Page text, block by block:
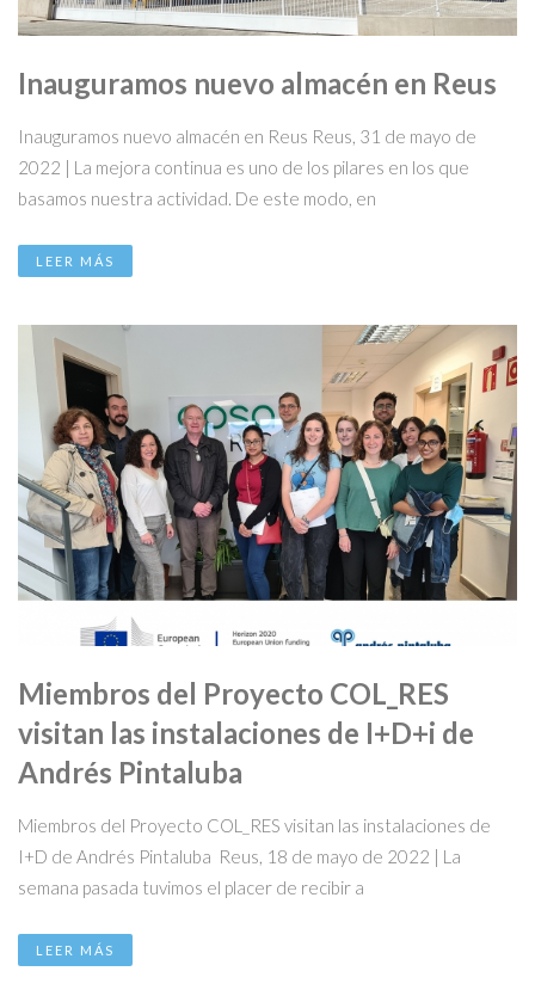
Inauguramos nuevo almacén en Reus
Inauguramos nuevo almacén en Reus Reus, 31 de mayo de
2022 | La mejora continua es uno de los pilares en los que
basamos nuestra actividad. De este modo, en
LEER MÁS
Miembros del Proyecto COL_RES
visitan las instalaciones de I+D+i de
Andrés Pintaluba
Miembros del Proyecto COL_RES visitan las instalaciones de
I+D de Andrés Pintaluba Reus, 18 de mayo de 2022 | La
semana pasada tuvimos el placer de recibir a
LEER MÁS